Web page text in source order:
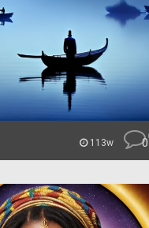
113w 0